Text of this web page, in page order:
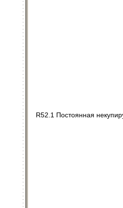
R52.1 Постоянная